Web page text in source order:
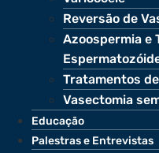
Reversão de
Azoospermia e
Tratamentos
Vasectomia
Educação
Palestras e Entrevistas